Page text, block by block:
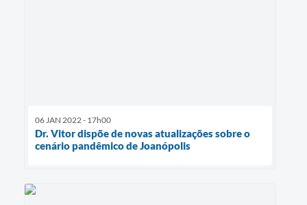
06 JAN 2022 - 17h00
Dr. Vitor dispõe de novas atualizações sobre o
cenário pandêmico de Joanópolis